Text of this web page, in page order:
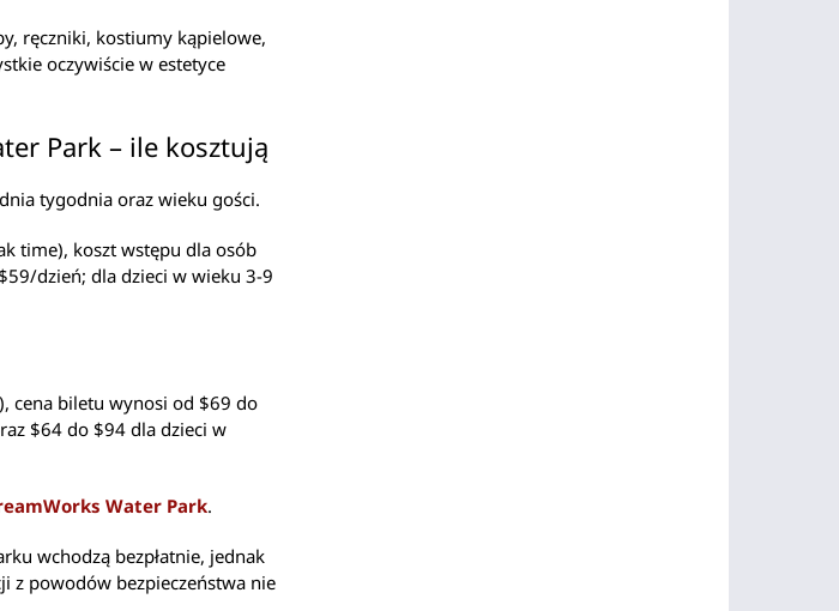
ręczniki, kostiumy kąpielowe,
oczywiście w estetyce
Park – ile kosztują
tygodnia oraz wieku gości.
time), koszt wstępu dla osób
dzień; dla dzieci w wieku 3-9
cena biletu wynosi od $69 do
$64 do $94 dla dzieci w
Water Park.
wchodzą bezpłatnie, jednak
z powodów bezpieczeństwa nie